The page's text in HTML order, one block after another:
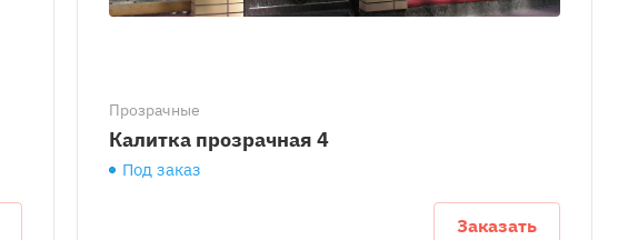
Прозрачные
Калитка прозрачная 4
Под заказ
Заказать